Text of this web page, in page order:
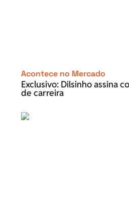
Acontece no Mercado
Exclusivo: Dilsinho assina
de carreira